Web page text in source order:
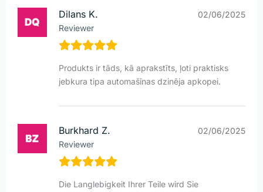
Dilans K.
Reviewer
02/06/2025
Produkts ir tāds, kā aprakstīts, ļoti praktisks
jebkura tipa automašīnas dzinēja apkopei.
Burkhard Z.
Reviewer
02/06/2025
Die Langlebigkeit Ihrer Teile wird Sie